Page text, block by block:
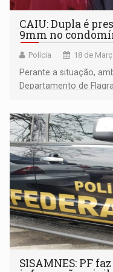
CAIU: Dupla é
9mm no
Polícia 18 de
Perante a situação,
Departamento de
SISAMNES: PF